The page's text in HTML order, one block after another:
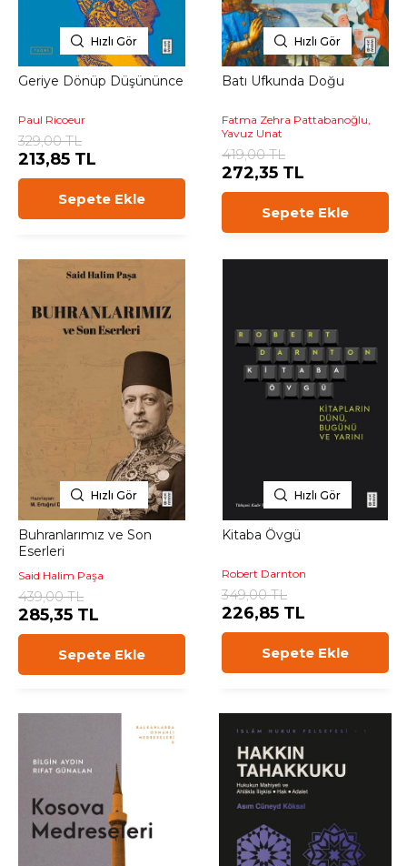
Hızlı Gör
Geriye Dönüp Düşününce
Paul Ricoeur
329,00 TL
213,85 TL
Sepete Ekle
Hızlı Gör
Batı Ufkunda Doğu
Fatma Zehra Pattabanoğlu,
Yavuz Unat
419,00 TL
272,35 TL
Sepete Ekle
Hızlı Gör
Buhranlarımız ve Son
Eserleri
Said Halim Paşa
439,00 TL
285,35 TL
Sepete Ekle
Hızlı Gör
Kitaba Övgü
Robert Darnton
349,00 TL
226,85 TL
Sepete Ekle